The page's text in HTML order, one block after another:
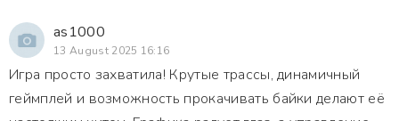
as1000
13 August 2025 16:16
Игра просто захватила! Крутые трассы, динамичный
геймплей и возможность прокачивать байки делают её